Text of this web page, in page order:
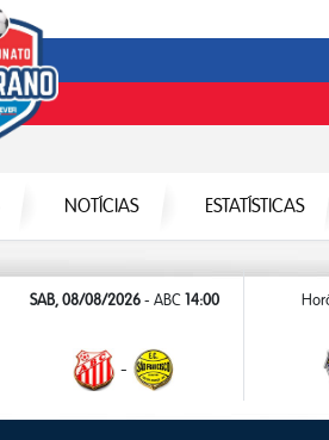
NOTÍCIAS ESTATÍSTICAS
SAB, 08/08/2026- ABC 14:00
-